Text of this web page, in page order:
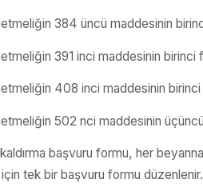
384 üncü maddesinin
391 inci maddesinin
408 inci maddesinin
502 nci maddesinin
başvuru formu, her
için tek bir başvuru formu